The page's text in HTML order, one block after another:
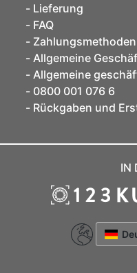
Lieferung
FAQ
Zahlungsmethoden
Allgemeine
Allgemeine
0800 001 076 6
Rückgaben und
IN